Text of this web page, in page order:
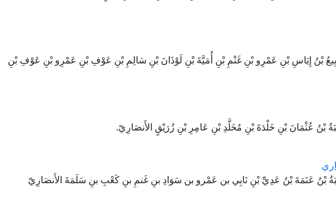
بْنُ إِيَاسِ بْنِ عَمْرِو بْنِ غَنْمِ بْنِ أُمَيَّةَ بْنِ لَوْذَانَ بْنِ سَالِمِ بْنِ عَوْفِ بْنِ عَمْرِو بْنِ عَوْفِ بْنِ
بْنُ عُثْمَانَ بْنِ خَلْدَةَ بْنِ مُخَلَّدِ بْنِ عَامِرِ بْنِ زُرَيْقٍ الأَنصَارِيّ.
بْنُ عَنَمَةَ بْنُ عَدِيِّ بْنِ نَابِي بن عَمْرو بن سَوَادِ بنِ غَنمِ بنِ كَعْبِ بنِ سَلَمَةَ الأَنصَارِيّ